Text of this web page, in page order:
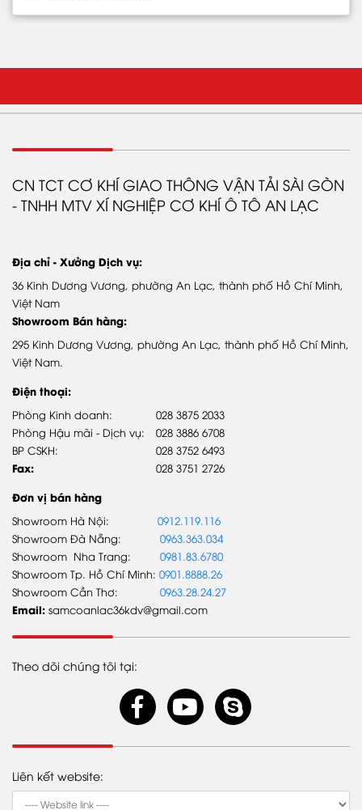
Tổng CTy SamCo
Giới thiệu Samco Bus
Quá trình phát triển
DỊCH VỤ & PHỤ TÙNG
Phụ tùng chính hãng
Hệ thống trạm DVUQ SAMCO
Xe khách
TIN TỨC
Tin Tổng công ty
Tin Samco An Lạc
CN TCT CƠ KHÍ GIAO THÔNG VẬN TẢI SÀI GÒN
- TNHH MTV XÍ NGHIỆP CƠ KHÍ Ô TÔ AN LẠC
Theo dõi chúng tôi tại:
Liên kết website:
Địa chỉ - Xưởng Dịch vụ:
36 Kinh Dương Vương, phường An Lạc, thành phố Hồ Chí Minh,
Việt Nam
Showroom Bán hàng:
295 Kinh Dương Vương, phường An Lạc, thành phố Hồ Chí Minh,
Việt Nam.
Điện thoại:
Phòng Kinh doanh:
Phòng Hậu mãi - Dịch vụ:
BP CSKH:
Fax:
028 3875 2033
028 3886 6708
028 3752 6493
028 3751 2726
Đơn vị bán hàng
Showroom Hà Nội: 0912.119.116
Showroom Đà Nẵng: 0963.363.034
Showroom Nha Trang: 0981.83.6780
Showroom Tp. Hồ Chí Minh: 0901.8888.26
Showroom Cần Thơ: 0963.28.24.27
Email: samcoanlac36kdv@gmail.com